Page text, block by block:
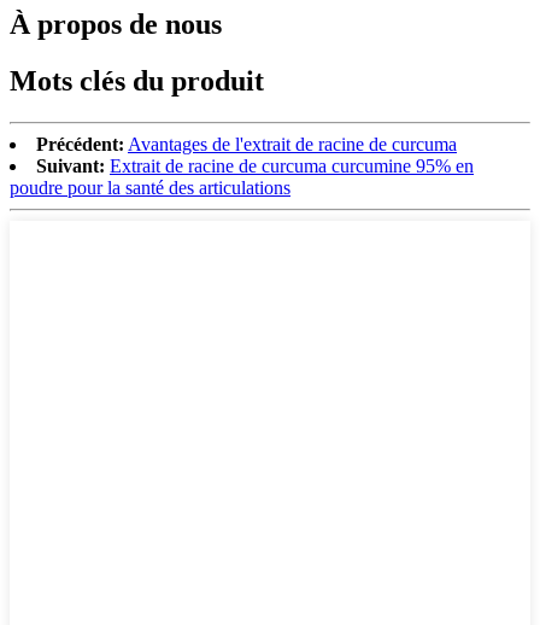
À propos de nous
Mots clés du produit
Précédent: Avantages de l'extrait de racine de curcuma
Suivant: Extrait de racine de curcuma curcumine 95% en
poudre pour la santé des articulations